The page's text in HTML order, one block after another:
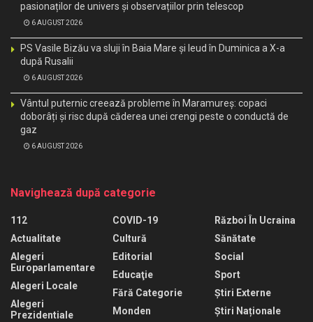
pasionaților de univers și observațiilor prin telescop
6 AUGUST 2026
PS Vasile Bizău va sluji în Baia Mare și Ieud în Duminica a X-a
după Rusalii
6 AUGUST 2026
Vântul puternic creează probleme în Maramureș: copaci
doborâți și risc după căderea unei crengi peste o conductă de
gaz
6 AUGUST 2026
Navighează după categorie
112
Actualitate
Alegeri
Europarlamentare
Alegeri Locale
Alegeri
Prezidentiale
COVID-19
Cultură
Editorial
Educaţie
Fără Categorie
Monden
Război În Ucraina
Sănătate
Social
Sport
Știri Externe
Știri Naționale